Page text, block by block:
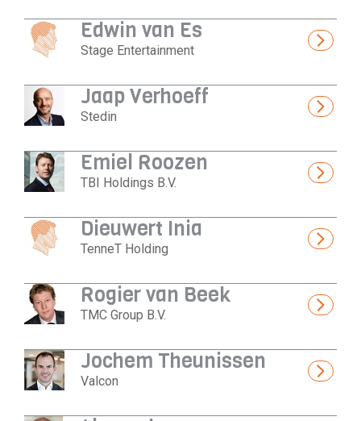
Edwin van Es
Stage Entertainment
Jaap Verhoeff
Stedin
Emiel Roozen
TBI Holdings B.V.
Dieuwert Inia
TenneT Holding
Rogier van Beek
TMC Group B.V.
Jochem Theunissen
Valcon